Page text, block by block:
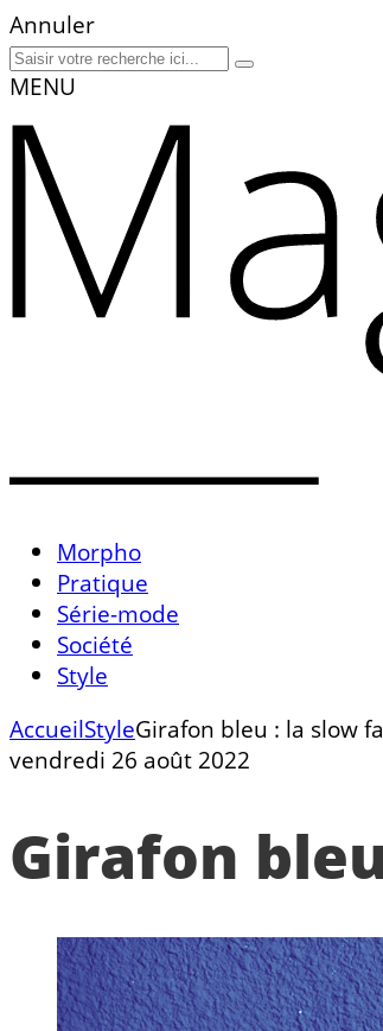
Annuler
MENU
Morpho
Pratique
Série-mode
Société
Style
AccueilStyleGirafon bleu : la slow
vendredi 26 août 2022
Girafon